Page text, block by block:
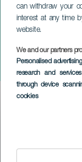
can withdraw your
interest at any time
website.
We and our partners
Personalised
research and
through device
cookies
LA PALMA
Imagen